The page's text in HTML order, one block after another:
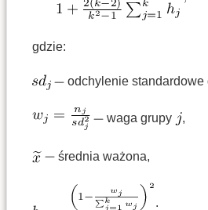
gdzie:
odchylenie standardowe
waga grupy ,
średnia ważona,
.